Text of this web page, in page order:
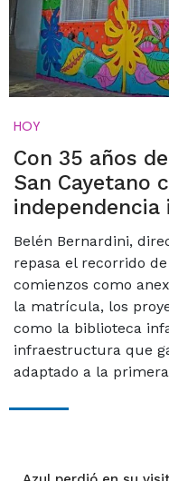
HOY
Con 35 años
San Cayetano
Belén Bernardini,
repasa el recorrido
comienzos como
la matrícula, los
como la biblioteca
infraestructura que
adaptado a la